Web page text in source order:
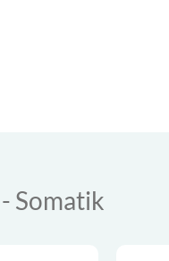
Somatik